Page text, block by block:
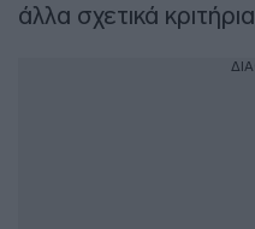
άλλα σχετικά